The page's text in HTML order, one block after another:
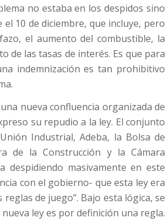
no estaba en los despidos sino
10 de diciembre, que incluye, pero
el aumento del combustible, la
de las tasas de interés. Es que para
indemnización es tan prohibitivo
nueva confluencia organizada de
su repudio a la ley. El conjunto
Industrial, Adeba, la Bolsa de
de la Construcción y la Cámara
despidiendo masivamente en este
con el gobierno- que esta ley era
de juego”. Bajo esta lógica, se
ley es por definición una regla.